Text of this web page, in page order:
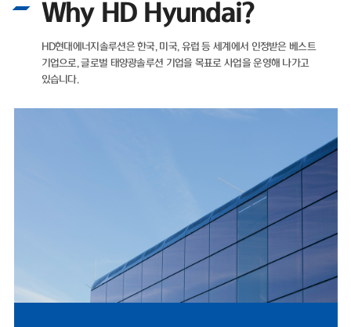
는 설립 이후 회사채 발행 없이 사업을 영위해 왔으며, 총차입금보다 현금성
자산이 더 많은 마이너스(-) 순차입금 기조를 유지하고 있다.재무 건전성을
나타내는 지표인 부채비율 역시 해마다 개선되고 있다. ▲2021년 89.05%
▲2022년 71.11% ▲2023년 35.12% ▲2024년 22.75%를 기록했으
며, 2025년에도 26.96%로 낮은 수준을 유지했다.HD현대에너지솔루션은
비 66% 증가한 9848억 원을 기록했다. 같은 기간 영업이익은 95억 원에서
4224억 원으로 외형이 다시 축소됐으나, 지난해 반등을 보였다. 2025년
매출은 4927억 원으로 전년 대비 17% 증가했으며, 영업이익은 412억 원
으로 1077%나 증가했다. 2024년 0.83%까지 하락했던 영업이익률은 지
난해 8.37%까지 올랐다.HD현대에너지솔루션은 지난달 31일 미국 '힐스보
로 솔라 프로젝트 유한책임회사(Hillsboro Solar Project LLC)'와 체결한
1278억 원 규모 공급 계약은 단일 계약 기준 역대 최대 규모로, 지난해 전
체 수출 매출 66%에 달한다.미국 시장 정책적 환경도 긍정적이다. 2025년
7월 제정된 OBBBA(One Big Beautiful Bill Act)에 따라 세액공제 수혜
를 받기 위한 프로젝트 착공 수요가 몰리면서, 2024년 453억 원 수준이었
던 미국 매출은 2025년 1619억 원으로 257% 증가했다.국내 시장 여건 역
Why HD Hyundai?
HD현대에너지솔루션은 한국, 미국, 유럽 등 세계에서 인정받은 베스트
기업으로,글로벌 태양광솔루션 기업을 목표로 사업을 운영해 나가고
있습니다.